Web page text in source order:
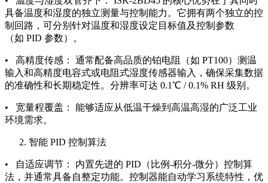
具备温度和湿度的独立测量与控制能力。它拥有两个独立的控
制回路，可分别针对温度和湿度设定目标值及控制参数
（如 PID 参数）。
• 高精度传感： 通常配备高品质的铂电阻（如 PT100）测温
输入和高精度电容式或电阻式湿度传感器输入，确保采集数据
的准确性和长期稳定性。分辨率可达 0.1℃ / 0.1% RH 级别。
• 宽量程覆盖： 能够适应从低温干燥到高温高湿的广泛工业
环境需求。
智能 PID 控制算法
• 自适应调节： 内置先进的 PID（比例-积分-微分）控制算
法，并通常具备自整定功能。控制器能自动学习系统特性，优